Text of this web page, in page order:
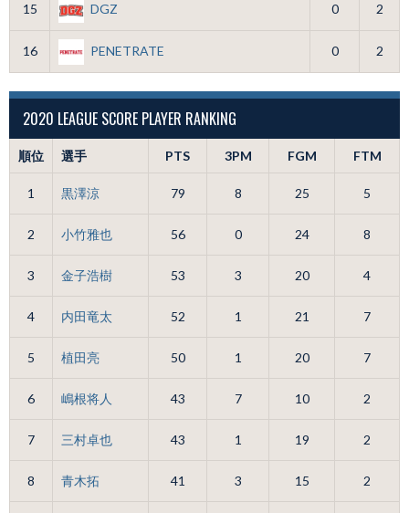
15 DGZ 0 2
16 PENETRATE 0 2
2020 LEAGUE SCORE PLAYER RANKING
順位 選手 PTS 3PM FGM FTM
1 黒澤涼 79 8 25 5
2 小竹雅也 56 0 24 8
3 金子浩樹 53 3 20 4
4 内田竜太 52 1 21 7
5 植田亮 50 1 20 7
6 嶋根将人 43 7 10 2
7 三村卓也 43 1 19 2
8 青木拓 41 3 15 2